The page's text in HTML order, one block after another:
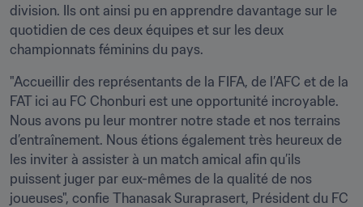
division. Ils ont ainsi pu en apprendre davantage sur le
quotidien de ces deux équipes et sur les deux
championnats féminins du pays.
"Accueillir des représentants de la FIFA, de l’AFC et de la
FAT ici au FC Chonburi est une opportunité incroyable.
Nous avons pu leur montrer notre stade et nos terrains
d’entraînement. Nous étions également très heureux de
les inviter à assister à un match amical afin qu’ils
puissent juger par eux-mêmes de la qualité de nos
joueuses", confie Thanasak Suraprasert, Président du FC